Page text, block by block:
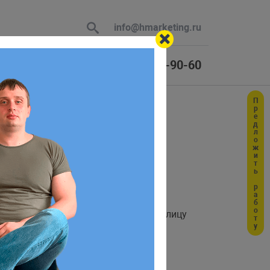
info@hmarketing.ru
+7 (925) 464-90-60
научимся добавлять в таблицу
ответ
с учетом
Предложить работу